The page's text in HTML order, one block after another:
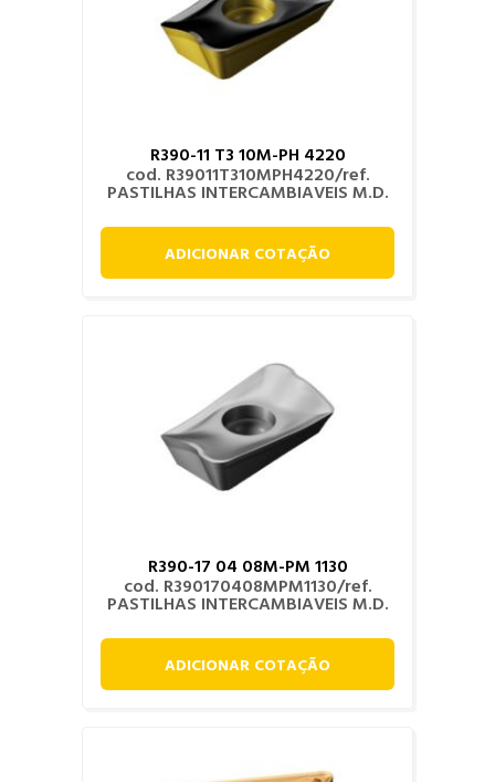
R390-11 T3 10M-PH 4220
cod. R39011T310MPH4220/ref.
PASTILHAS INTERCAMBIAVEIS M.D.
ADICIONAR COTAÇÃO
R390-17 04 08M-PM 1130
cod. R390170408MPM1130/ref.
PASTILHAS INTERCAMBIAVEIS M.D.
ADICIONAR COTAÇÃO